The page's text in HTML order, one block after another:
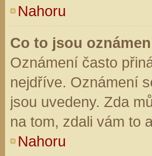
Nahoru
Co to jsou
Oznámení často
nejdříve. Oznámení
jsou uvedeny. Zda
na tom, zdali vám to
Nahoru